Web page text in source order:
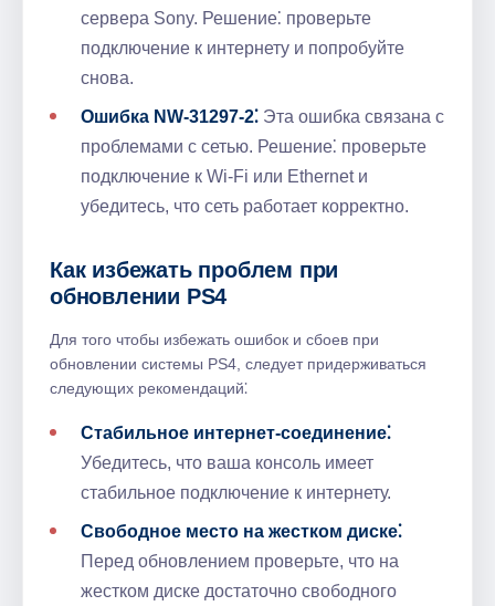
сервера Sony. Решение⁚ проверьте
подключение к интернету и попробуйте
снова.
Ошибка NW-31297-2⁚ Эта ошибка связана с
проблемами с сетью. Решение⁚ проверьте
подключение к Wi-Fi или Ethernet и
убедитесь, что сеть работает корректно.
Как избежать проблем при
обновлении PS4
Для того чтобы избежать ошибок и сбоев при
обновлении системы PS4, следует придерживаться
следующих рекомендаций⁚
Стабильное интернет-соединение⁚
Убедитесь, что ваша консоль имеет
стабильное подключение к интернету.
Свободное место на жестком диске⁚
Перед обновлением проверьте, что на
жестком диске достаточно свободного